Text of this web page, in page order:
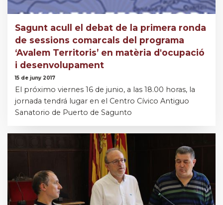
Sagunt acull el debat de la primera ronda
de sessions comarcals del programa
‘Avalem Territoris’ en matèria d'ocupació
i desenvolupament
15 de juny 2017
El próximo viernes 16 de junio, a las 18.00 horas, la
jornada tendrá lugar en el Centro Cívico Antiguo
Sanatorio de Puerto de Sagunto